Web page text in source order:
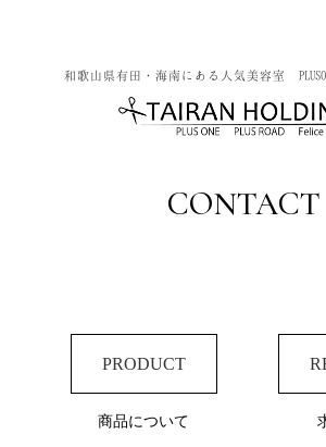
和歌山県有田・海南にある人気美容室
CONTACT
PRODUCT
商品について